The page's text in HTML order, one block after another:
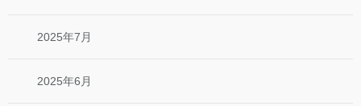
2025年7月
2025年6月